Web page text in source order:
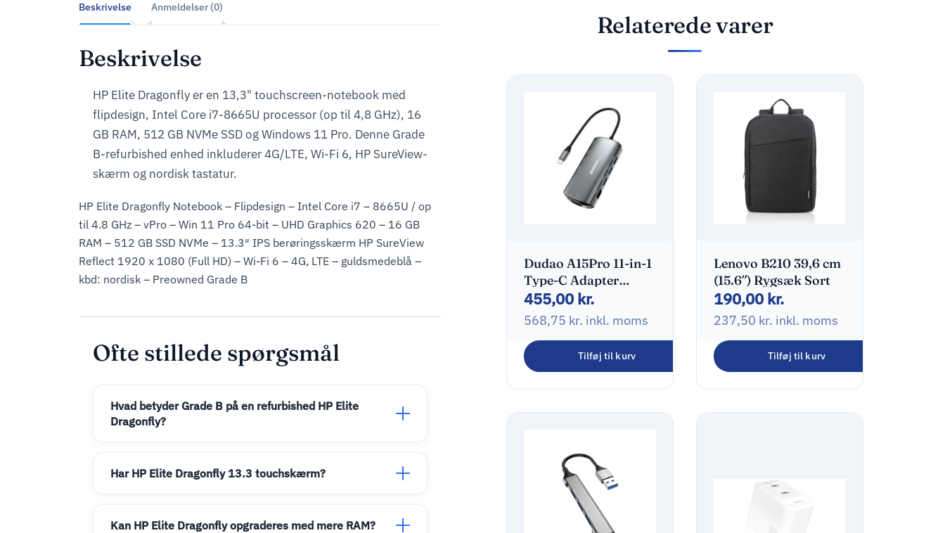
Beskrivelse Anmeldelser (0)
Beskrivelse
HP Elite Dragonfly er en 13,3" touchscreen-notebook med
flipdesign, Intel Core i7-8665U processor (op til 4,8 GHz), 16
GB RAM, 512 GB NVMe SSD og Windows 11 Pro. Denne Grade
B-refurbished enhed inkluderer 4G/LTE, Wi-Fi 6, HP SureView-
skærm og nordisk tastatur.
HP Elite Dragonfly Notebook – Flipdesign – Intel Core i7 – 8665U / op
til 4.8 GHz – vPro – Win 11 Pro 64-bit – UHD Graphics 620 – 16 GB
RAM – 512 GB SSD NVMe – 13.3″ IPS berøringsskærm HP SureView
Reflect 1920 x 1080 (Full HD) – Wi-Fi 6 – 4G, LTE – guldsmedeblå –
kbd: nordisk – Preowned Grade B
Ofte stillede spørgsmål
Hvad betyder Grade B på en refurbished HP Elite
Dragonfly?
Har HP Elite Dragonfly 13.3 touchskærm?
Kan HP Elite Dragonfly opgraderes med mere RAM?
Relaterede varer
Dudao A15Pro 11-in-1
Type-C Adapter
Dockingstation
455,00 kr.
568,75 kr. inkl. moms
Tilføj til kurv
Lenovo B210 39,6 cm
(15.6″) Rygsæk Sort
190,00 kr.
237,50 kr. inkl. moms
Tilføj til kurv